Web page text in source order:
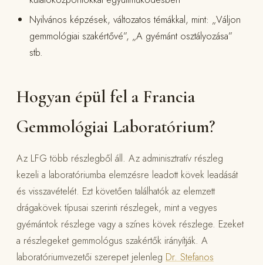
Nyilvános képzések, változatos témákkal, mint: „Váljon
gemmológiai szakértővé”, „A gyémánt osztályozása”
stb.
Hogyan épül fel a Francia
Gemmológiai Laboratórium?
Az LFG több részlegből áll. Az adminisztratív részleg
kezeli a laboratóriumba elemzésre leadott kövek leadását
és visszavételét. Ezt követően találhatók az elemzett
drágakövek típusai szerinti részlegek, mint a vegyes
gyémántok részlege vagy a színes kövek részlege. Ezeket
a részlegeket gemmológus szakértők irányítják. A
laboratóriumvezetői szerepet jelenleg Dr. Stefanos